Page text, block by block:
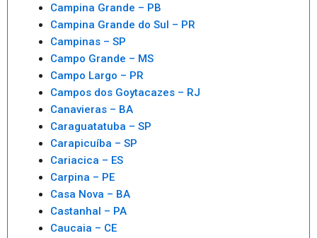
Campina Grande – PB
Campina Grande do Sul – PR
Campinas – SP
Campo Grande – MS
Campo Largo – PR
Campos dos Goytacazes – RJ
Canavieras – BA
Caraguatatuba – SP
Carapicuíba – SP
Cariacica – ES
Carpina – PE
Casa Nova – BA
Castanhal – PA
Caucaia – CE